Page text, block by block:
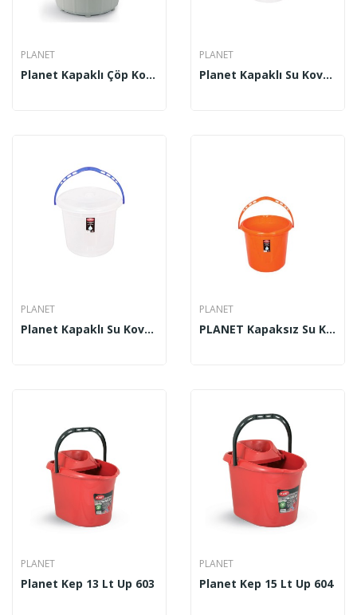
PLANET
Planet Kapaklı Çöp Kovası Mega Gri 120 Lt UP 112
PLANET
Planet Kapaklı Su Kovası Şeffaf No 4 15 Lt
PLANET
Planet Kapaklı Su Kovası Şeffaf No 5 20 Lt
PLANET
PLANET Kapaksız Su Kovası Eko 2 No 5 Lt
PLANET
Planet Kep 13 Lt Up 603
PLANET
Planet Kep 15 Lt Up 604